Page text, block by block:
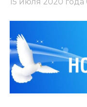
15 июля 2020 года